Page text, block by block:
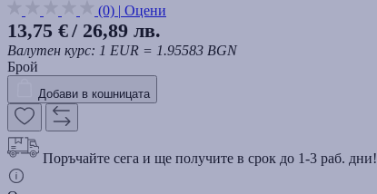
(0) | Оцени
13,75 €/ 26,89 лв.
Валутен курс: 1 EUR = 1.95583 BGN
Брой
Добави в кошницата
Поръчайте сега и ще получите в срок до 1-3 раб. дни!